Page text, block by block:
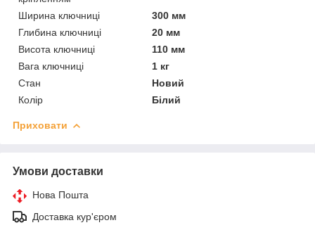
Ширина ключниці
300 мм
Глибина ключниці
20 мм
Висота ключниці
110 мм
Вага ключниці
1 кг
Стан
Новий
Колір
Білий
Приховати
Умови доставки
Нова Пошта
Доставка кур'єром